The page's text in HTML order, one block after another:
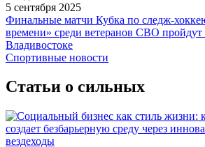
5 сентября 2025
Финальные матчи Кубка по следж-
времени» среди ветеранов СВО пройдут
Владивостоке
Спортивные новости
Статьи о сильных